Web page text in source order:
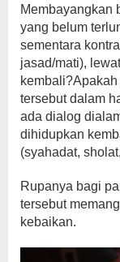
Membayangkan
yang belum
sementara
jasad/mati),
tersebut dalam
ada dialog
dihidupkan
(syahadat,
Rupanya bagi
tersebut
kebaikan.